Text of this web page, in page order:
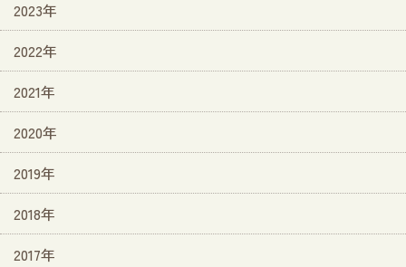
2023年
2022年
2021年
2020年
2019年
2018年
2017年